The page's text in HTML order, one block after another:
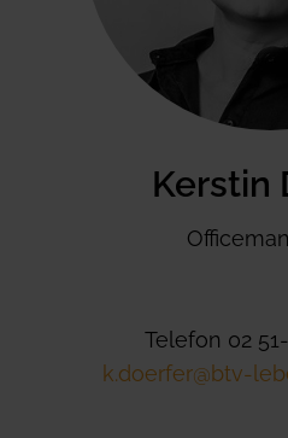
Kerstin
Telefon 02
k.doerfer@btv-